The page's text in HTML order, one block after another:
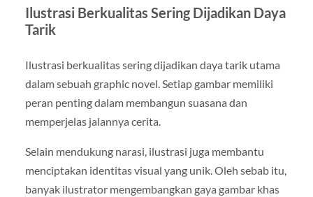
Ilustrasi Berkualitas Sering Dijadikan Daya
Tarik
Ilustrasi berkualitas sering dijadikan daya tarik utama
dalam sebuah graphic novel. Setiap gambar memiliki
peran penting dalam membangun suasana dan
memperjelas jalannya cerita.
Selain mendukung narasi, ilustrasi juga membantu
menciptakan identitas visual yang unik. Oleh sebab itu,
banyak ilustrator mengembangkan gaya gambar khas